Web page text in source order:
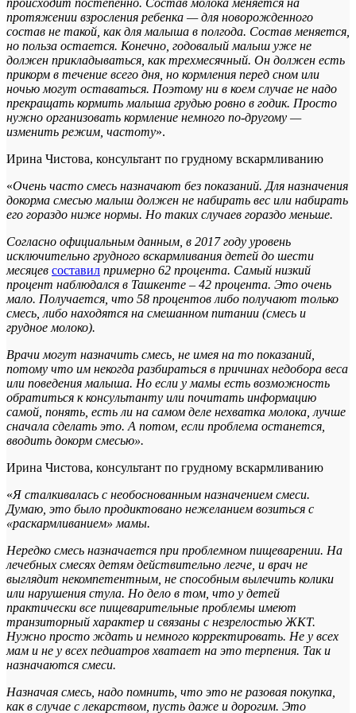
происходит постепенно. Состав молока меняется на
протяжении взросления ребенка — для новорожденного
состав не такой, как для малыша в полгода. Состав меняется,
но польза остается. Конечно, годовалый малыш уже не
должен прикладываться, как трехмесячный. Он должен есть
прикорм в течение всего дня, но кормления перед сном или
ночью могут оставаться. Поэтому ни в коем случае не надо
прекращать кормить малыша грудью ровно в годик. Просто
нужно организовать кормление немного по-другому —
изменить режим, частоту».
Ирина Чистова, консультант по грудному вскармливанию
«Очень часто смесь назначают без показаний. Для назначения
докорма смесью малыш должен не набирать вес или набирать
его гораздо ниже нормы. Но таких случаев гораздо меньше.
Согласно официальным данным , в 2017 году уровень
исключительно грудного вскармливания детей до шести
месяцев составил примерно 62 процента. Самый низкий
процент наблюдался в Ташкенте – 42 процента. Это очень
мало. Получается, что 58 процентов либо получают только
смесь, либо находятся на смешанном питании (смесь и
грудное молоко).
Врачи могут назначить смесь, не имея на то показаний,
потому что им некогда разбираться в причинах недобора веса
или поведения малыша. Но если у мамы есть возможность
обратиться к консультанту или почитать информацию
самой, понять, есть ли на самом деле нехватка молока, лучше
сначала сделать это. А потом, если проблема останется,
вводить докорм смесью».
Ирина Чистова, консультант по грудному вскармливанию
«Я сталкивалась с необоснованным назначением смеси.
Думаю, это было продиктовано нежеланием возиться с
«раскармливанием» мамы.
Нередко смесь назначается при проблемном пищеварении. На
лечебных смесях детям действительно легче, и врач не
выглядит некомпетентным, не способным вылечить колики
или нарушения стула. Но дело в том, что у детей
практически все пищеварительные проблемы имеют
транзиторный характер и связаны с незрелостью ЖКТ.
Нужно просто ждать и немного корректировать. Не у всех
мам и не у всех педиатров хватает на это терпения. Так и
назначаются смеси.
Назначая смесь, надо помнить, что это не разовая покупка,
как в случае с лекарством, пусть даже и дорогим. Это